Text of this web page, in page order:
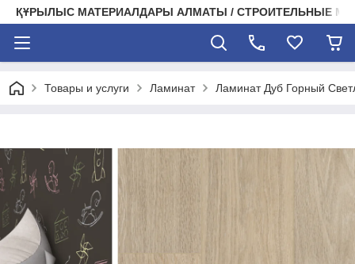
ҚҰРЫЛЫС МАТЕРИАЛДАРЫ АЛМАТЫ / СТРОИТЕЛЬНЫЕ
Товары и услуги Ламинат Ламинат Дуб Горный